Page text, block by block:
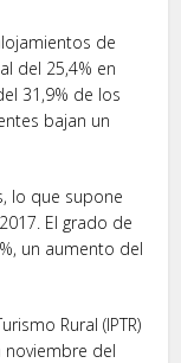
de
del 25,4% en
31,9% de los
bajan un
lo que supone
El grado de
un aumento del
Rural (IPTR)
del